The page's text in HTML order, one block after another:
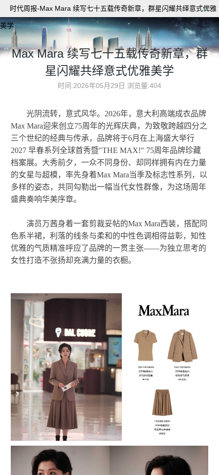
时代周报-Max Mara 续写七十五载传奇新章，群星闪耀共绎意式优雅
美学
Max Mara 续写七十五载传奇新章，群
星闪耀共绎意式优雅美学
时间:2026年05月29日 浏览量:404
光阴流转，意式风华。2026年，意大利高端成衣品牌
Max Mara迎来创立75周年的光辉庆典，为致敬跨越四分之
三个世纪的经典与传承，品牌将于6月在上海盛大举行
2027 早春系列全球首秀暨"THE MAX!" 75周年品牌珍藏
档案展。大秀前夕，一众不同身份、却同样拥有内在力量
的女星与超模，率先身着Max Mara当季及标志性系列，以
多样的姿态，共同勾勒出一幅当代女性群像，为这场周年
盛典奏响华美序章。
演员万茜身着一套剪裁妥帖的Max Mara西装，搭配同
色系半裙，利落的线条与柔和的中性色调相得益彰，知性
优雅的气质精准呼应了品牌的一贯主张——为独立思考的
女性打造不张扬却充满力量的衣橱。